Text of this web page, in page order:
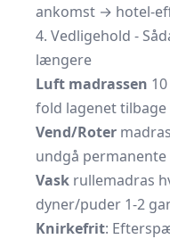
ankomst → hotel-
4. Vedligehold -
længere
Luft madrassen
fold lagenet
Vend/Roter
undgå
Vask rullemadras
dyner/puder 1-2
Knirkefrit: